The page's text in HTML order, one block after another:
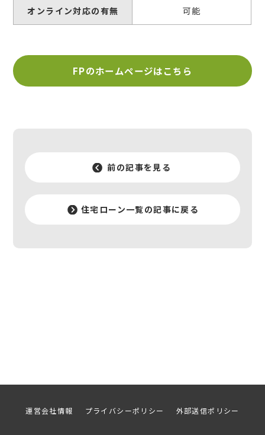
オンライン対応の有無 可能
FPのホームページはこちら
前の記事を見る
住宅ローン一覧の記事に戻る
運営会社情報 プライバシーポリシー 外部送信ポリシー